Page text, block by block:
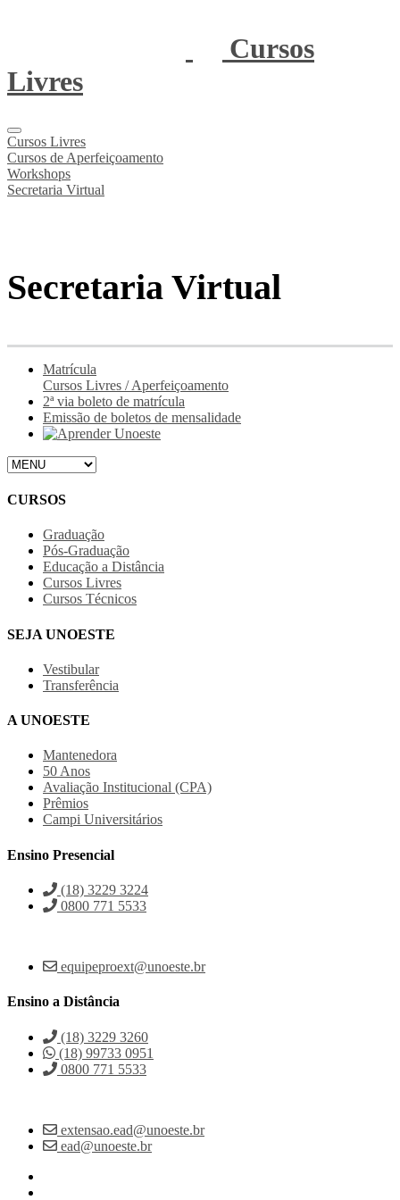
Cursos
Livres
Cursos Livres
Cursos de Aperfeiçoamento
Workshops
Secretaria Virtual
Secretaria Virtual
Matrícula
Cursos Livres / Aperfeiçoamento
2ª via boleto de matrícula
Emissão de boletos de mensalidade
CURSOS
Graduação
Pós-Graduação
Educação a Distância
Cursos Livres
Cursos Técnicos
SEJA UNOESTE
Vestibular
Transferência
A UNOESTE
Mantenedora
50 Anos
Avaliação Institucional (CPA)
Prêmios
Campi Universitários
Ensino Presencial
(18) 3229 3224
0800 771 5533
equipeproext@unoeste.br
Ensino a Distância
(18) 3229 3260
(18) 99733 0951
0800 771 5533
extensao.ead@unoeste.br
ead@unoeste.br